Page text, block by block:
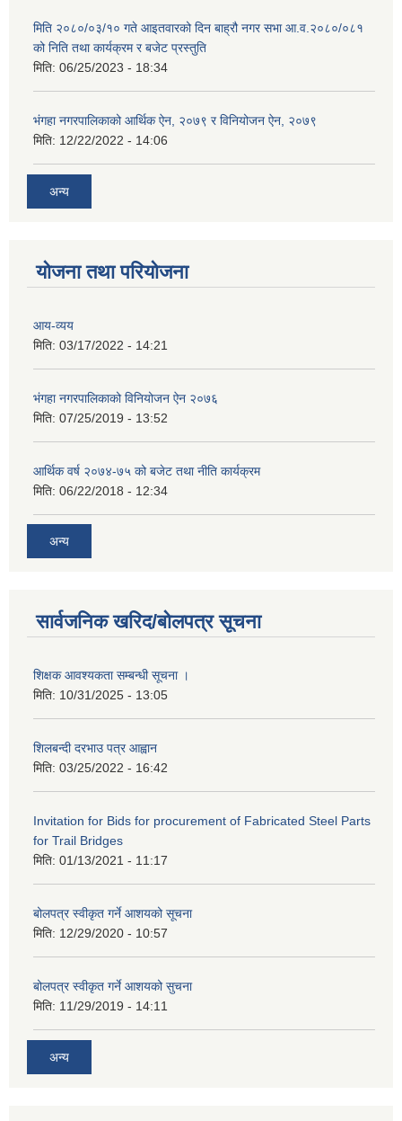
मिति २०८०/०३/१० गते आइतवारको दिन बाह्रौ नगर सभा आ.व.२०८०/०८१
को निति तथा कार्यक्रम र बजेट प्रस्तुति
मिति: 06/25/2023 - 18:34
भंगहा नगरपालिकाको आर्थिक ऐन, २०७९ र विनियोजन ऐन, २०७९
मिति: 12/22/2022 - 14:06
अन्य
योजना तथा परियोजना
आय-व्यय
मिति: 03/17/2022 - 14:21
भंगहा नगरपालिकाको विनियोजन ऐन २०७६
मिति: 07/25/2019 - 13:52
आर्थिक वर्ष २०७४-७५ को बजेट तथा नीति कार्यक्रम
मिति: 06/22/2018 - 12:34
अन्य
सार्वजनिक खरिद/बोलपत्र सूचना
शिक्षक आवश्यकता सम्बन्धी सूचना ।
मिति: 10/31/2025 - 13:05
शिलबन्दी दरभाउ पत्र आह्वान
मिति: 03/25/2022 - 16:42
Invitation for Bids for procurement of Fabricated Steel Parts
for Trail Bridges
मिति: 01/13/2021 - 11:17
बोलपत्र स्वीकृत गर्ने आशयको सूचना
मिति: 12/29/2020 - 10:57
बोलपत्र स्वीकृत गर्ने आशयको सुचना
मिति: 11/29/2019 - 14:11
अन्य